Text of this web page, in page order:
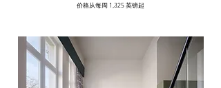
价格从每周 1,325 英镑起